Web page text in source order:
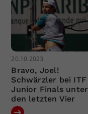
20.10.2023
Bravo, Joel!
Schwärzler bei ITF
Junior Finals unter
den letzten Vier